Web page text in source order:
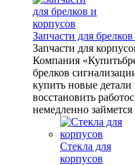
Запчасти для
Запчасти для
Компания
брелков
купить новые
восстановить
немедленно займется
Стекла для
корпусов